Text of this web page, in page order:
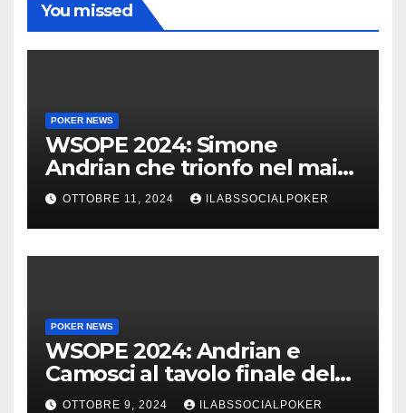
You missed
POKER NEWS
WSOPE 2024: Simone
Andrian che trionfo nel main
event al King’s
OTTOBRE 11, 2024 ILABSSOCIALPOKER
POKER NEWS
WSOPE 2024: Andrian e
Camosci al tavolo finale del
Main, vai Italia!!!
OTTOBRE 9, 2024 ILABSSOCIALPOKER